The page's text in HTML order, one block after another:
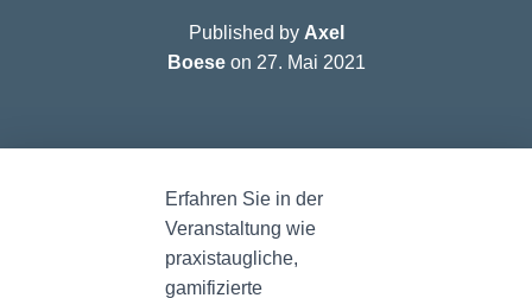
Published by Axel
Boeseon 27. Mai 2021
Erfahren Sie in der
Veranstaltung wie
praxistaugliche,
gamifizierte